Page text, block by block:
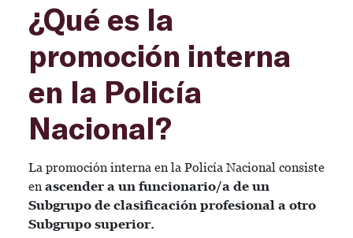
¿Qué es la
promoción interna
en la Policía
Nacional?
La promoción interna en la Policía Nacional consiste
en ascender a un funcionario/a de un
Subgrupo de clasificación profesional a otro
Subgrupo superior.